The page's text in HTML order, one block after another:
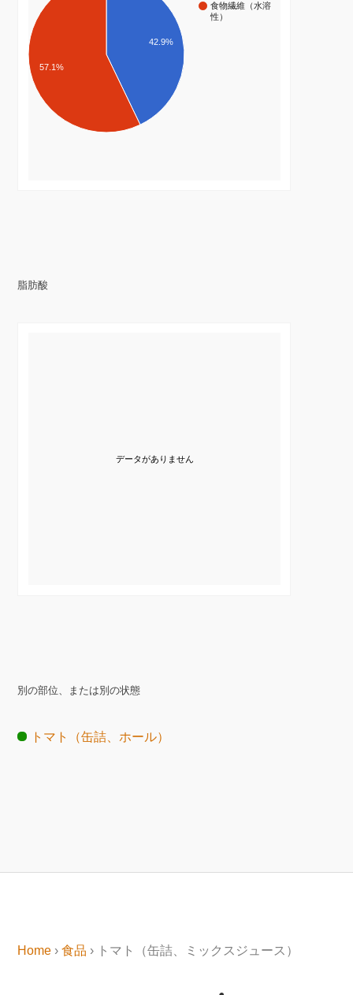
食物繊維（水溶
性）
42.9%
57.1%
脂肪酸
データがありません
別の部位、または別の状態
トマト（缶詰、ホール）
Home ›食品 › トマト（缶詰、ミックスジュース）